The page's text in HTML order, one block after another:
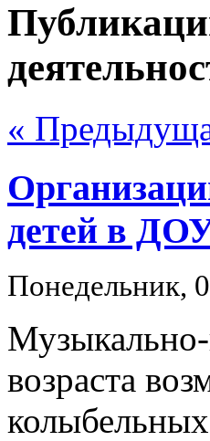
«
детей в
Понедельник,
Музыкально-
возраста